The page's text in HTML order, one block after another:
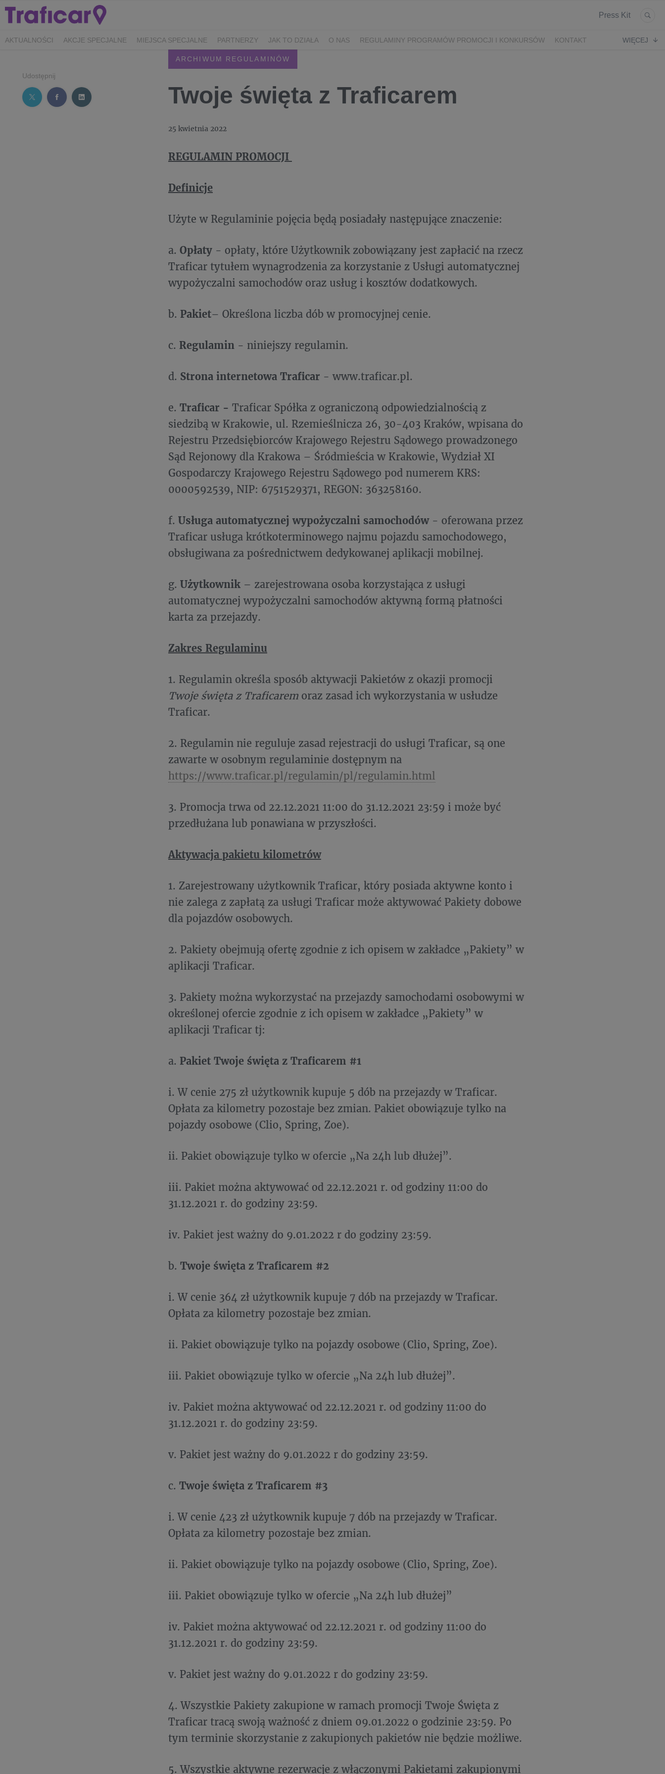
Press Kit
AKTUALNOŚCI AKCJE SPECJALNE MIEJSCA SPECJALNE PARTNERZY JAK TO DZIAŁA O NAS REGULAMINY PROGRAMÓW PROMOCJI I KONKURSÓW
KONTAKT
WIĘCEJ
Udostępnij
ARCHIWUM REGULAMINÓW
Twoje święta z Traficarem
25 kwietnia 2022
REGULAMIN PROMOCJI
Definicje
Użyte w Regulaminie pojęcia będą posiadały następujące znaczenie:
a. Opłaty - opłaty, które Użytkownik zobowiązany jest zapłacić na rzecz
Traficar tytułem wynagrodzenia za korzystanie z Usługi automatycznej
wypożyczalni samochodów oraz usług i kosztów dodatkowych.
b. Pakiet– Określona liczba dób w promocyjnej cenie.
c. Regulamin - niniejszy regulamin.
d. Strona internetowa Traficar - www.traficar.pl.
e. Traficar - Traficar Spółka z ograniczoną odpowiedzialnością z
siedzibą w Krakowie, ul. Rzemieślnicza 26, 30-403 Kraków, wpisana do
Rejestru Przedsiębiorców Krajowego Rejestru Sądowego prowadzonego
Sąd Rejonowy dla Krakowa – Śródmieścia w Krakowie, Wydział XI
Gospodarczy Krajowego Rejestru Sądowego pod numerem KRS:
0000592539, NIP: 6751529371, REGON: 363258160.
f. Usługa automatycznej wypożyczalni samochodów- oferowana przez
Traficar usługa krótkoterminowego najmu pojazdu samochodowego,
obsługiwana za pośrednictwem dedykowanej aplikacji mobilnej.
g. Użytkownik – zarejestrowana osoba korzystająca z usługi
automatycznej wypożyczalni samochodów aktywną formą płatności
karta za przejazdy.
Zakres Regulaminu
1. Regulamin określa sposób aktywacji Pakietów z okazji promocji
Twoje święta z Traficarem oraz zasad ich wykorzystania w usłudze
Traficar.
2. Regulamin nie reguluje zasad rejestracji do usługi Traficar, są one
zawarte w osobnym regulaminie dostępnym na
https://www.traficar.pl/regulamin/pl/regulamin.html
3. Promocja trwa od 22.12.2021 11:00 do 31.12.2021 23:59 i może być
przedłużana lub ponawiana w przyszłości.
Aktywacja pakietu kilometrów
1. Zarejestrowany użytkownik Traficar, który posiada aktywne konto i
nie zalega z zapłatą za usługi Traficar może aktywować Pakiety dobowe
dla pojazdów osobowych.
2. Pakiety obejmują ofertę zgodnie z ich opisem w zakładce „Pakiety” w
aplikacji Traficar.
3. Pakiety można wykorzystać na przejazdy samochodami osobowymi w
określonej ofercie zgodnie z ich opisem w zakładce „Pakiety” w
aplikacji Traficar tj:
a. Pakiet Twoje święta z Traficarem #1
i. W cenie 275 zł użytkownik kupuje 5 dób na przejazdy w Traficar.
Opłata za kilometry pozostaje bez zmian. Pakiet obowiązuje tylko na
pojazdy osobowe (Clio, Spring, Zoe).
ii. Pakiet obowiązuje tylko w ofercie „Na 24h lub dłużej”.
iii. Pakiet można aktywować od 22.12.2021 r. od godziny 11:00 do
31.12.2021 r. do godziny 23:59.
iv. Pakiet jest ważny do 9.01.2022 r do godziny 23:59.
b. Twoje święta z Traficarem #2
i. W cenie 364 zł użytkownik kupuje 7 dób na przejazdy w Traficar.
Opłata za kilometry pozostaje bez zmian.
ii. Pakiet obowiązuje tylko na pojazdy osobowe (Clio, Spring, Zoe).
iii. Pakiet obowiązuje tylko w ofercie „Na 24h lub dłużej”.
iv. Pakiet można aktywować od 22.12.2021 r. od godziny 11:00 do
31.12.2021 r. do godziny 23:59.
v. Pakiet jest ważny do 9.01.2022 r do godziny 23:59.
c. Twoje święta z Traficarem #3
i. W cenie 423 zł użytkownik kupuje 7 dób na przejazdy w Traficar.
Opłata za kilometry pozostaje bez zmian.
ii. Pakiet obowiązuje tylko na pojazdy osobowe (Clio, Spring, Zoe).
iii. Pakiet obowiązuje tylko w ofercie „Na 24h lub dłużej”
iv. Pakiet można aktywować od 22.12.2021 r. od godziny 11:00 do
31.12.2021 r. do godziny 23:59.
v. Pakiet jest ważny do 9.01.2022 r do godziny 23:59.
4. Wszystkie Pakiety zakupione w ramach promocji Twoje Święta z
Traficar tracą swoją ważność z dniem 09.01.2022 o godzinie 23:59. Po
tym terminie skorzystanie z zakupionych pakietów nie będzie możliwe.
5. Wszystkie aktywne rezerwacje z włączonymi Pakietami zakupionymi